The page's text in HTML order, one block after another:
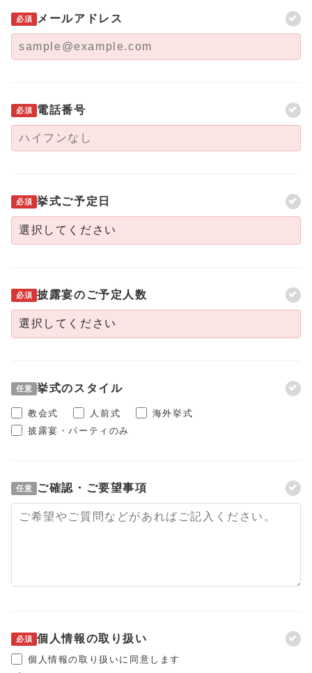
必須 メールアドレス
必須 電話番号
必須 挙式ご予定日
必須 披露宴のご予定人数
任意 挙式のスタイル
教会式 人前式
海外挙式
披露宴・パーティのみ
任意 ご確認・ご要望事項
必須 個人情報の取り扱い
個人情報の取り扱いに同意します